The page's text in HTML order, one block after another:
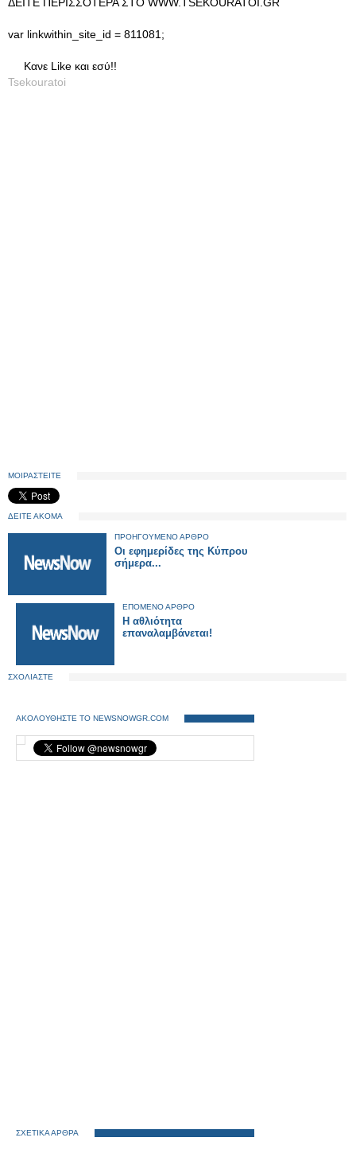
var linkwithin_site_id = 811081;
Κανε Like και εσύ!!
Tsekouratoi
ΜΟΙΡΑΣΤΕΙΤΕ
ΔΕΙΤΕ ΑΚΟΜΑ
ΠΡΟΗΓΟΥΜΕΝΟ ΑΡΘΡΟ
Οι εφημερίδες της Κύπρου
σήμερα...
ΕΠΟΜΕΝΟ ΑΡΘΡΟ
Η αθλιότητα
επαναλαμβάνεται!
ΣΧΟΛΙΑΣΤΕ
ΑΚΟΛΟΥΘΗΣΤΕ ΤΟ NEWSNOWGR.COM
ΣΧΕΤΙΚΑ ΑΡΘΡΑ